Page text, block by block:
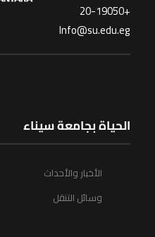
+20-19050
Info@su.edu.eg
الحياة بجامعة سيناء
الأخبار والأحداث
وسائل التنقل